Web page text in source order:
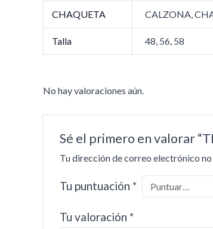
CHAQUETA CALZONA,
Talla 48, 56, 58
No hay valoraciones aún.
Sé el primero en valorar
Tu dirección de correo electrónico
Tu puntuación *
Tu valoración *